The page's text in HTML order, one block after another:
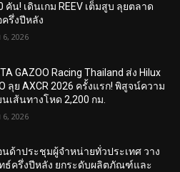
คัน! เดินเกม REEV เต็มสูบ ลุยตลาด
รึ่งปีหลัง
6, 2026
GAZOO Racing Thailand ส่ง Hilux
ลุย AXCR 2026 ครั้งแรก! พิสูจน์ความ
เส้นทางโหด 2,200 กม.
6, 2026
นด้าประชุมผู้จำหน่ายทั่วประเทศ วาง
ธ์ครึ่งปีหลัง ยกระดับผลิตภัณฑ์และ